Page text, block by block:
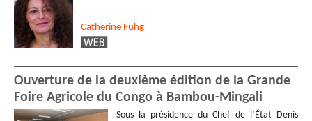
Catherine Fuhg
Ouverture de la deuxième édition de la Grande
Foire Agricole du Congo à Bambou-Mingali
Sous la présidence du Chef de l’État Denis